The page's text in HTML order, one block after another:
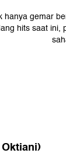
hanya gemar
hits saat ini,